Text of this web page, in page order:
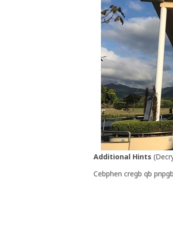
Additional Hints (
Cebphen cregb qb pnpgb